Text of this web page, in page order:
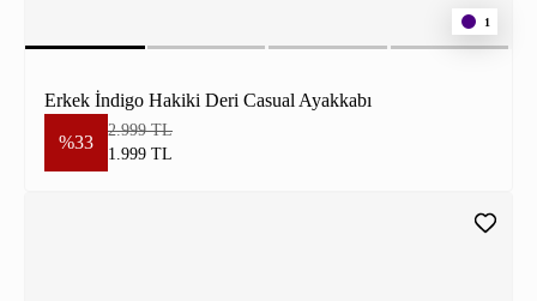
1
Erkek İndigo Hakiki Deri Casual Ayakkabı
%33
2.999 TL
1.999 TL